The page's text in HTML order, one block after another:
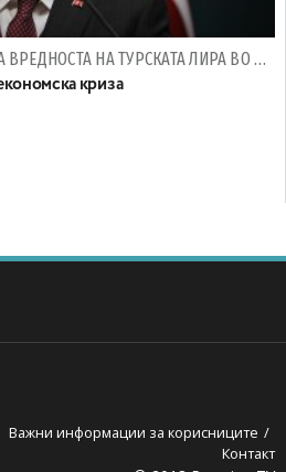
ОД ПОЧЕТОКОТ НА ГОДИНАТА ВРЕДНОСТА НА ТУРСКАТА ЛИРА ВО ОДНОС НА ДОЛАРОТ СЕ НАМАЛИ ЗА ОКОЛУ 40 ОТСТО
криза
Важни информации за корисниците
Контакт